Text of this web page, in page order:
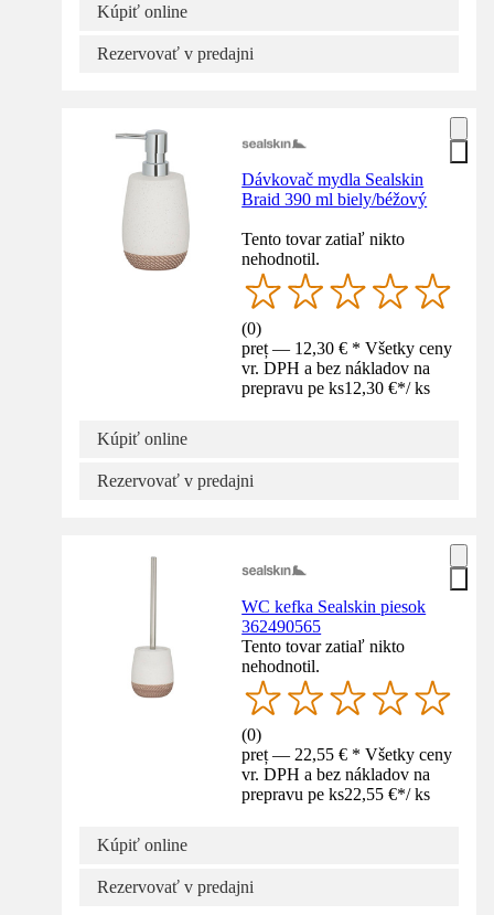
Kúpiť online
Rezervovať v predajni
Dávkovač mydla Sealskin
Braid 390 ml biely/béžový
Tento tovar zatiaľ nikto
nehodnotil.
(0)
preț — 12,30 € * Všetky ceny
vr. DPH a bez nákladov na
prepravu pe ks12,30 €*/ ks
Kúpiť online
Rezervovať v predajni
WC kefka Sealskin piesok
362490565
Tento tovar zatiaľ nikto
nehodnotil.
(0)
preț — 22,55 € * Všetky ceny
vr. DPH a bez nákladov na
prepravu pe ks22,55 €*/ ks
Kúpiť online
Rezervovať v predajni